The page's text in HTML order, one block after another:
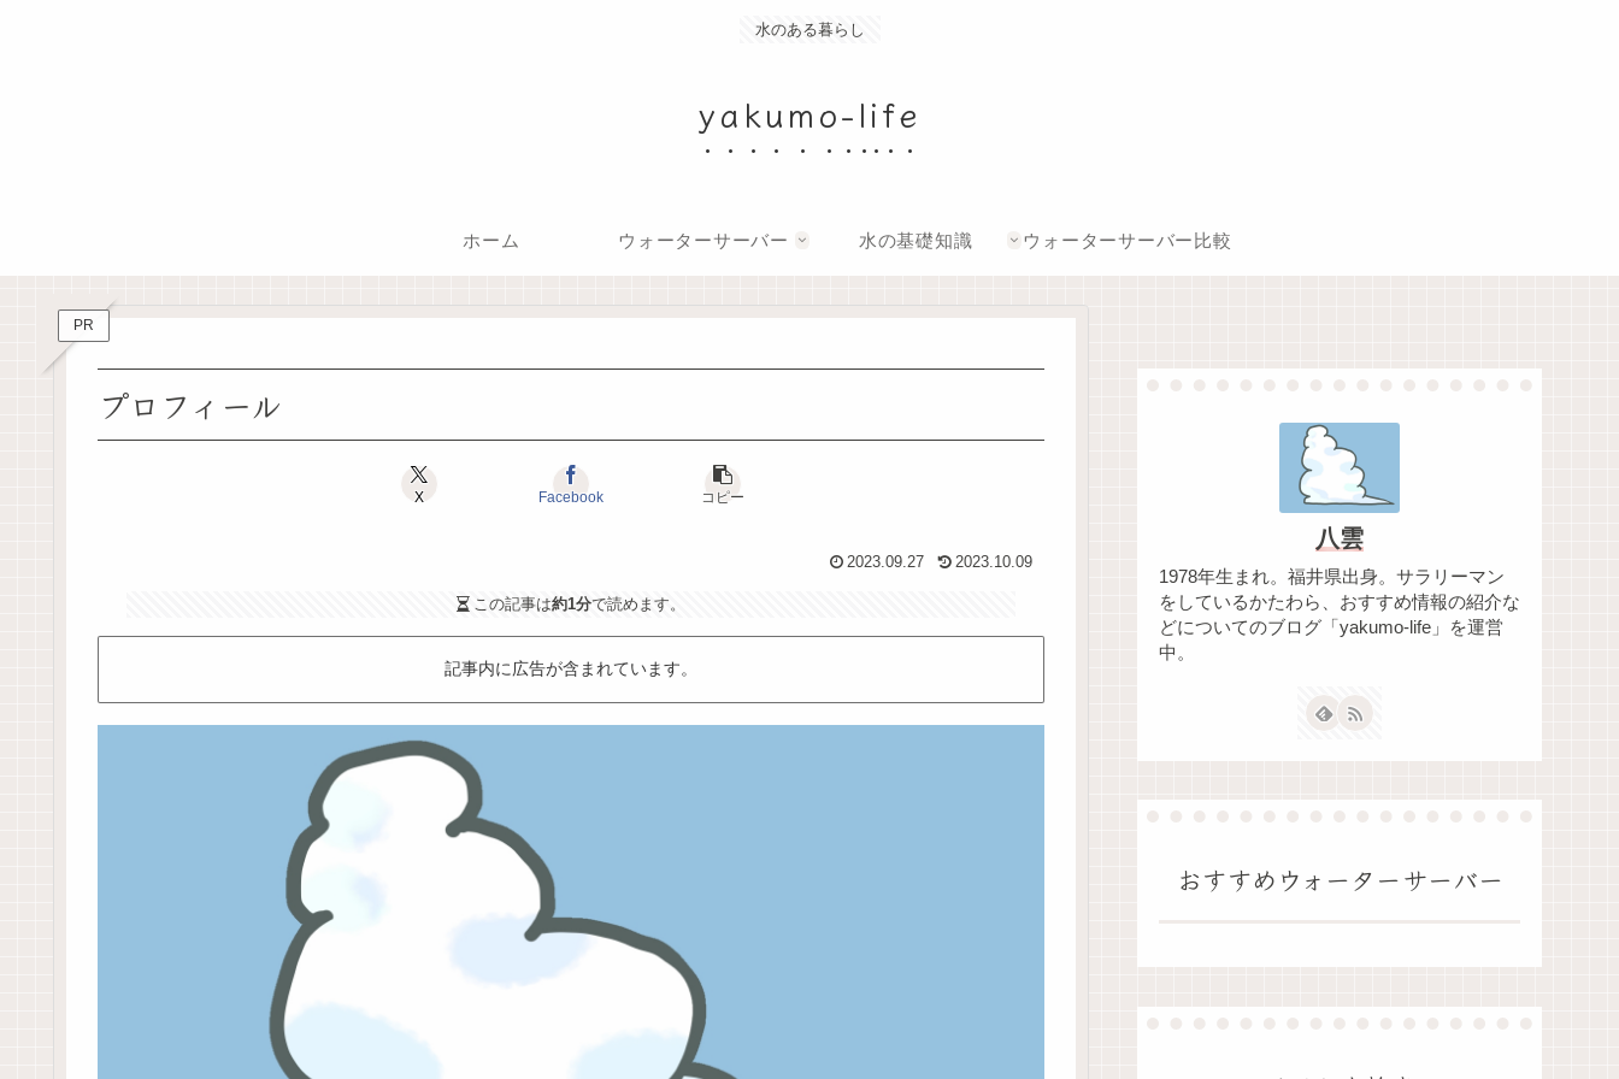
水のある暮らし
yakumo-life
ホーム ウォーターサーバー 水の基礎知識 ウォーターサーバー比較
PR
プロフィール
X Facebook コピー
2023.09.27 2023.10.09
この記事は約1分で読めます。
記事内に広告が含まれています。
八雲
1978年生まれ。福井県出身。サラリーマン
をしているかたわら、おすすめ情報の紹介な
どについてのブログ「yakumo-life」を運営
中。
おすすめウォーターサーバー